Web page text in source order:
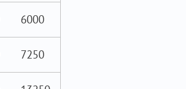
6000
7250